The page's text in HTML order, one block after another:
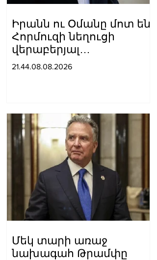
Իրանն ու Օմանը մոտ են
Հորմուզի նեղուցի
վերաբերյալ
համաձայնության
21.44.08.08.2026
Մեկ տարի առաջ
նախագահ Թրամփը